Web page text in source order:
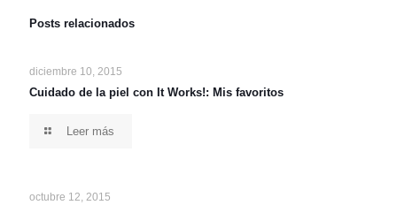
Posts relacionados
diciembre 10, 2015
Cuidado de la piel con It Works!: Mis favoritos
Leer más
octubre 12, 2015